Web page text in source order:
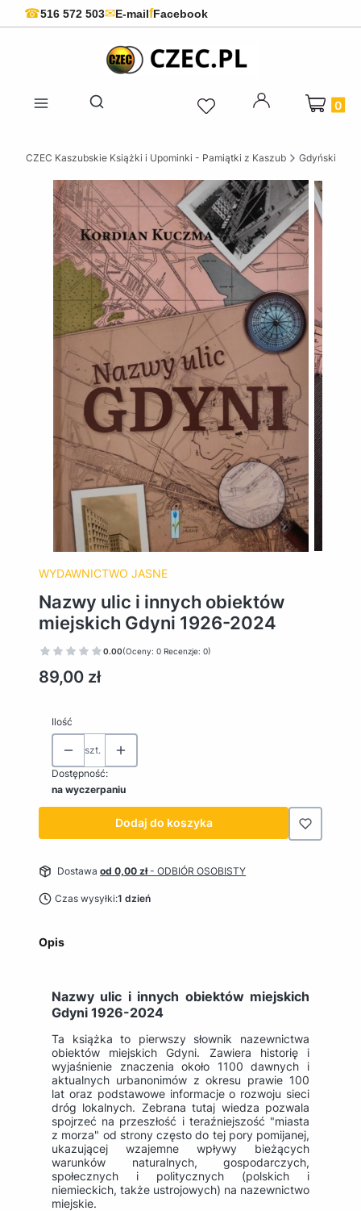
☎516 572 503✉E-mailfFacebook
Otwórz wyszukiwarkę
Produkty
CZEC Kaszubskie Książki i Upominki - Pamiątki z Kaszub Gdyńskie
WYDAWNICTWO JASNE
Nazwy ulic i innych obiektów
miejskich Gdyni 1926-2024
0.00(Oceny: 0 Recenzje: 0)
Cena
89,00 zł
Ilość
szt.
Dostępność:
na wyczerpaniu
Dodaj do koszyka
Dostawa od 0,00 zł- ODBIÓR OSOBISTY
Czas wysyłki:1 dzień
Opis
Nazwy ulic i innych obiektów miejskich
Gdyni 1926-2024
Ta książka to pierwszy słownik nazewnictwa
obiektów miejskich Gdyni. Zawiera historię i
wyjaśnienie znaczenia około 1100 dawnych i
aktualnych urbanonimów z okresu prawie 100
lat oraz podstawowe informacje o rozwoju sieci
dróg lokalnych. Zebrana tutaj wiedza pozwala
spojrzeć na przeszłość i teraźniejszość "miasta
z morza" od strony często do tej pory pomijanej,
ukazującej wzajemne wpływy bieżących
warunków naturalnych, gospodarczych,
społecznych i politycznych (polskich i
niemieckich, także ustrojowych) na nazewnictwo
miejskie.